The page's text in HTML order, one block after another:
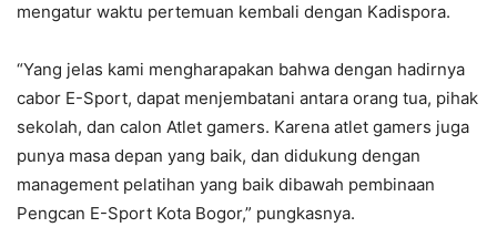
mengatur waktu pertemuan kembali dengan Kadispora.
“Yang jelas kami mengharapakan bahwa dengan hadirnya
cabor E-Sport, dapat menjembatani antara orang tua, pihak
sekolah, dan calon Atlet gamers. Karena atlet gamers juga
punya masa depan yang baik, dan didukung dengan
management pelatihan yang baik dibawah pembinaan
Pengcan E-Sport Kota Bogor,” pungkasnya.